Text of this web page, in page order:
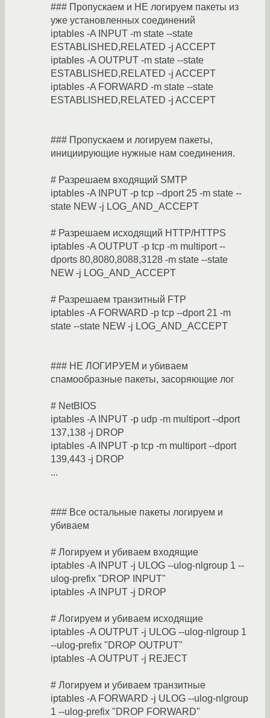
### Пропускаем и НЕ логируем пакеты из
уже установленных соединений
iptables -A INPUT -m state --state
ESTABLISHED,RELATED -j ACCEPT
iptables -A OUTPUT -m state --state
ESTABLISHED,RELATED -j ACCEPT
iptables -A FORWARD -m state --state
ESTABLISHED,RELATED -j ACCEPT
### Пропускаем и логируем пакеты,
инициирующие нужные нам соединения.
# Разрешаем входящий SMTP
iptables -A INPUT -p tcp --dport 25 -m state --
state NEW -j LOG_AND_ACCEPT
# Разрешаем исходящий HTTP/HTTPS
iptables -A OUTPUT -p tcp -m multiport --
dports 80,8080,8088,3128 -m state --state
NEW -j LOG_AND_ACCEPT
# Разрешаем транзитный FTP
iptables -A FORWARD -p tcp --dport 21 -m
state --state NEW -j LOG_AND_ACCEPT
### НЕ ЛОГИРУЕМ и убиваем
спамообразные пакеты, засоряющие лог
# NetBIOS
iptables -A INPUT -p udp -m multiport --dport
137,138 -j DROP
iptables -A INPUT -p tcp -m multiport --dport
139,443 -j DROP
...
### Все остальные пакеты логируем и
убиваем
# Логируем и убиваем входящие
iptables -A INPUT -j ULOG --ulog-nlgroup 1 --
ulog-prefix "DROP INPUT"
iptables -A INPUT -j DROP
# Логируем и убиваем исходящие
iptables -A OUTPUT -j ULOG --ulog-nlgroup 1
--ulog-prefix "DROP OUTPUT"
iptables -A OUTPUT -j REJECT
# Логируем и убиваем транзитные
iptables -A FORWARD -j ULOG --ulog-nlgroup
1 --ulog-prefix "DROP FORWARD"